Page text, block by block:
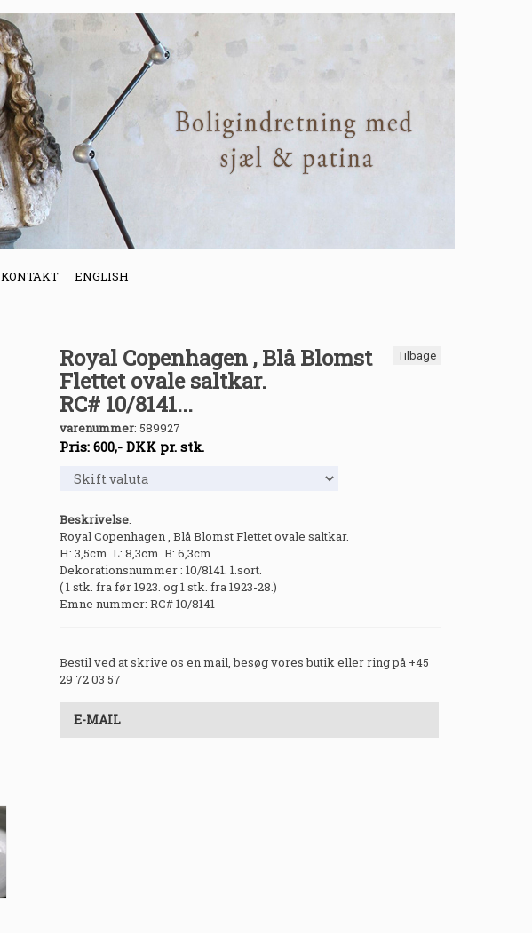
KONTAKT ENGLISH
Tilbage
Royal Copenhagen , Blå Blomst
Flettet ovale saltkar.
RC# 10/8141...
varenummer: 589927
Pris: 600,- DKKpr. stk.
Beskrivelse:
Royal Copenhagen , Blå Blomst Flettet ovale saltkar.
H: 3,5cm. L: 8,3cm. B: 6,3cm.
Dekorationsnummer : 10/8141. 1.sort.
( 1 stk. fra før 1923. og 1 stk. fra 1923-28.)
Emne nummer: RC# 10/8141
Bestil ved at skrive os en mail, besøg vores butik eller ring på +45
29 72 03 57
E-MAIL